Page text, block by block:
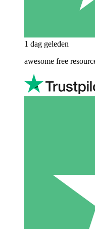
1 dag geleden
awesome free